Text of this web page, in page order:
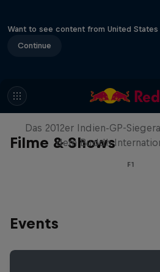
Want to see content from United
Continue
Filme & Shows
Formel-1-Auto kehrt
zurück
Das 2012er Indien-GP-
dem Buddh
F1
Events